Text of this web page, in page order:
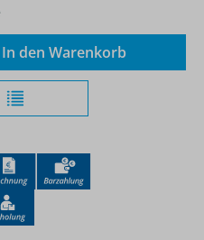
den gewünschten
In den Warenkorb